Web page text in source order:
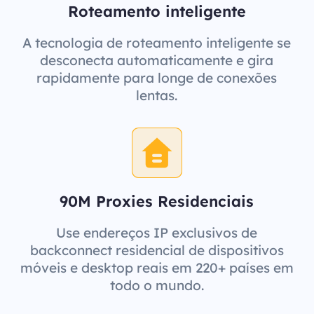
Roteamento inteligente
A tecnologia de roteamento inteligente se
desconecta automaticamente e gira
rapidamente para longe de conexões
lentas.
90M Proxies Residenciais
Use endereços IP exclusivos de
backconnect residencial de dispositivos
móveis e desktop reais em 220+ países em
todo o mundo.